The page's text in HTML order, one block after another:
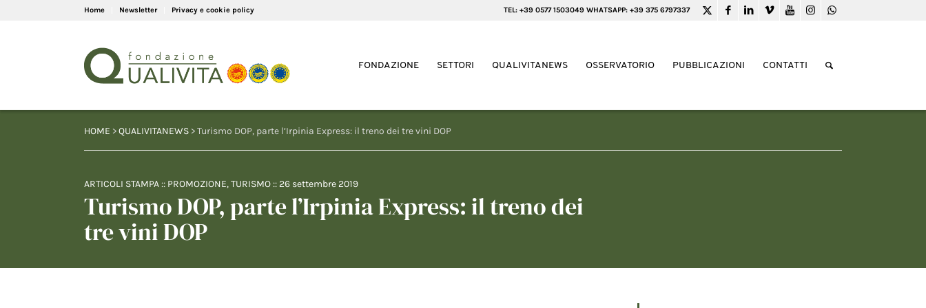
Home Newsletter Privacy e cookie policy TEL: +39 0577 1503049 WHATSAPP: +39 375 6797337
FONDAZIONE SETTORI QUALIVITANEWS OSSERVATORIO PUBBLICAZIONI CONTATTI
HOME >QUALIVITANEWS > Turismo DOP, parte l’Irpinia Express: il treno dei tre vini DOP
ARTICOLI STAMPA :: PROMOZIONE,TURISMO :: 26 settembre 2019
Turismo DOP, parte l’Irpinia Express: il treno dei
tre vini DOP